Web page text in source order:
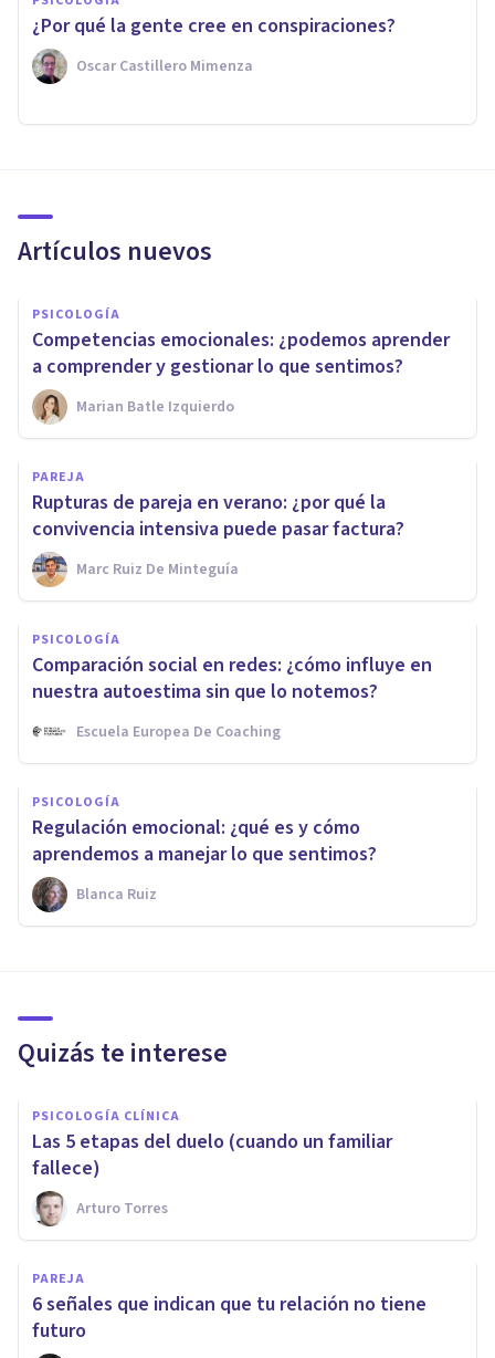
¿Por qué la gente cree en conspiraciones?
Oscar Castillero Mimenza
Artículos nuevos
PSICOLOGÍA
Competencias emocionales: ¿podemos aprender
a comprender y gestionar lo que sentimos?
Marian Batle Izquierdo
PAREJA
Rupturas de pareja en verano: ¿por qué la
convivencia intensiva puede pasar factura?
Marc Ruiz De Minteguía
PSICOLOGÍA
Comparación social en redes: ¿cómo influye en
nuestra autoestima sin que lo notemos?
Escuela Europea De Coaching
PSICOLOGÍA
Regulación emocional: ¿qué es y cómo
aprendemos a manejar lo que sentimos?
Blanca Ruiz
Quizás te interese
PSICOLOGÍA CLÍNICA
​Las 5 etapas del duelo (cuando un familiar
fallece)
Arturo Torres
PAREJA
​6 señales que indican que tu relación no tiene
futuro